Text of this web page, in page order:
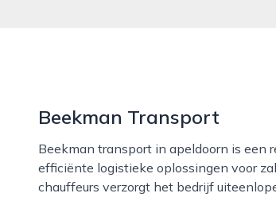
Beekman Transport
Beekman transport in apeldoorn is een regionaal transportbedrijf dat zich richt op betrouwbare en
efficiënte logistieke oplossingen voor
chauffeurs verzorgt het bedrijf